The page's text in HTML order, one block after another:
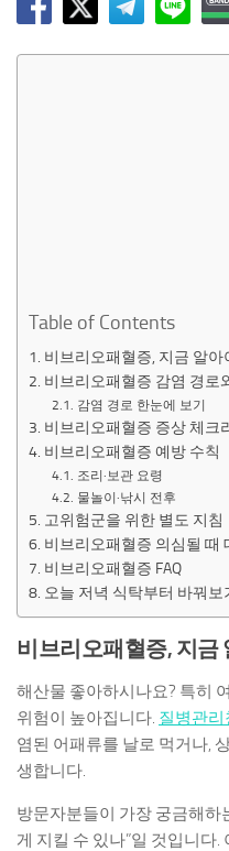
Table of Contents
비브리오패혈증, 지금 알아
비브리오패혈증 감염 경로
감염 경로 한눈에 보기
비브리오패혈증 증상 체크
비브리오패혈증 예방 수칙
조리·보관 요령
물놀이·낚시 전후
고위험군을 위한 별도 지침
비브리오패혈증 의심될 때
비브리오패혈증 FAQ
오늘 저녁 식탁부터 바꿔보
비브리오패혈증, 지금
해산물 좋아하시나요? 특히
위험이 높아집니다. 질병관리
염된 어패류를 날로 먹거나,
생합니다.
방문자분들이 가장 궁금해하
게 지킬 수 있나”일 것입니다